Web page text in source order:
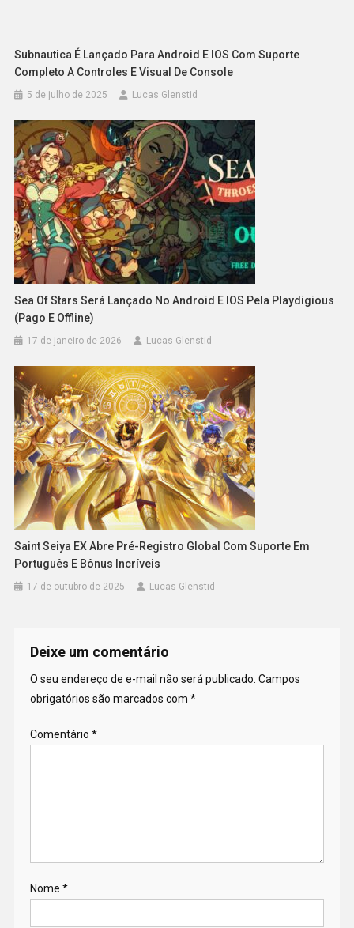
Subnautica É Lançado Para Android E IOS Com Suporte
Completo A Controles E Visual De Console
5 de julho de 2025 Lucas Glenstid
Sea Of Stars Será Lançado No Android E IOS Pela Playdigious
(pago E Offline)
17 de janeiro de 2026 Lucas Glenstid
Saint Seiya EX Abre Pré-Registro Global Com Suporte Em
Português E Bônus Incríveis
17 de outubro de 2025 Lucas Glenstid
Deixe um comentário
O seu endereço de e-mail não será publicado. Campos
obrigatórios são marcados com *
Comentário *
Nome *